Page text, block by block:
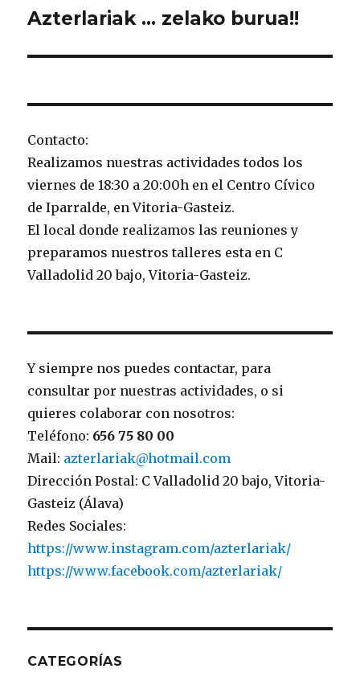
Entrada
Azterlariak … zelako burua!!
Contacto:
Realizamos nuestras actividades todos los
viernes de 18:30 a 20:00h en el Centro Cívico
de Iparralde, en Vitoria-Gasteiz.
El local donde realizamos las reuniones y
preparamos nuestros talleres esta en C
Valladolid 20 bajo, Vitoria-Gasteiz.
Y siempre nos puedes contactar, para
consultar por nuestras actividades, o si
quieres colaborar con nosotros:
Teléfono: 656 75 80 00
Mail: azterlariak@hotmail.com
Dirección Postal: C Valladolid 20 bajo, Vitoria-
Gasteiz (Álava)
Redes Sociales:
https://www.instagram.com/azterlariak/
https://www.facebook.com/azterlariak/
CATEGORÍAS